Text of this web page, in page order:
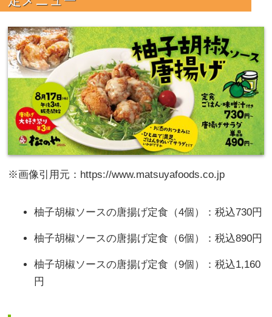
※画像引用元：https://www.matsuyafoods.co.jp
柚子胡椒ソースの唐揚げ定食（4個）：税込730円
柚子胡椒ソースの唐揚げ定食（6個）：税込890円
柚子胡椒ソースの唐揚げ定食（9個）：税込1,160
円